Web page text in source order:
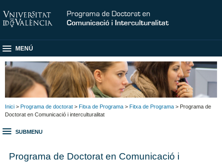
MENÚ
Inici > Programa de doctorat > Fitxa de Programa > Fitxa de Programa > Programa de
Doctorat en Comunicació i interculturalitat
SUBMENU
Programa de Doctorat en Comunicació i